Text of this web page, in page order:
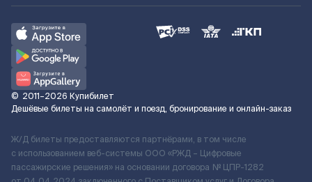
© 2011–2026 Купибилет
Дешёвые билеты на самолёт и поезд, бронирование и онлайн-заказ
Ж/Д билеты предоставляются партнёрами, в том числе
с использованием веб-системы ООО «РЖД – Цифровые
пассажирские решения» на основании договора № ЦПР-1282